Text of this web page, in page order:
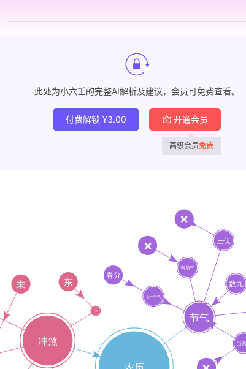
此处为小六壬的完整AI解析及建议，会员可免费查看。
付费解锁 ¥3.00 开通会员
高级会员免费